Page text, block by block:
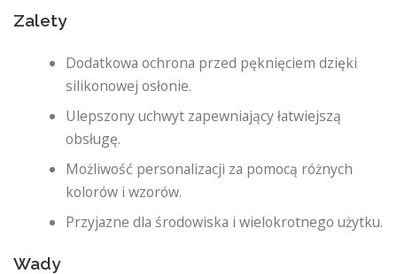
Zalety
Dodatkowa ochrona przed pęknięciem dzięki
silikonowej osłonie.
Ulepszony uchwyt zapewniający łatwiejszą
obsługę.
Możliwość personalizacji za pomocą różnych
kolorów i wzorów.
Przyjazne dla środowiska i wielokrotnego użytku.
Wady